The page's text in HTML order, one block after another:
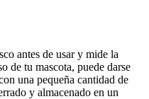
antes de usar y mide la
de tu mascota, puede darse
una pequeña cantidad de
y almacenado en un